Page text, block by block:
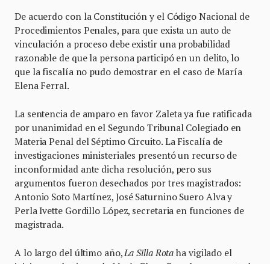
De acuerdo con la Constitución y el Código Nacional de
Procedimientos Penales, para que exista un auto de
vinculación a proceso debe existir una probabilidad
razonable de que la persona participó en un delito, lo
que la fiscalía no pudo demostrar en el caso de María
Elena Ferral.
La sentencia de amparo en favor Zaleta ya fue ratificada
por unanimidad en el Segundo Tribunal Colegiado en
Materia Penal del Séptimo Circuito. La Fiscalía de
investigaciones ministeriales presentó un recurso de
inconformidad ante dicha resolución, pero sus
argumentos fueron desechados por tres magistrados:
Antonio Soto Martínez, José Saturnino Suero Alva y
Perla Ivette Gordillo López, secretaria en funciones de
magistrada.
A lo largo del último año, La Silla Rota ha vigilado el